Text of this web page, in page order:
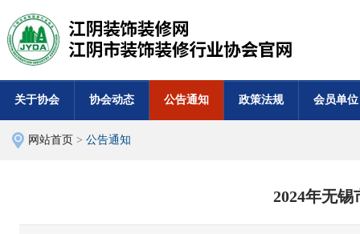
关于协会 协会动态 公告通知 政策法规 会员单位
网站首页 > 公告通知
2024年无